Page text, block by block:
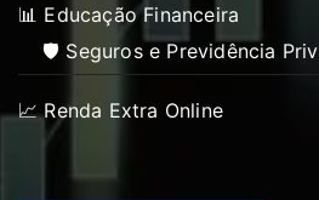
📊 Educação Financeira
🛡️ Seguros e Previdência
📈 Renda Extra Online